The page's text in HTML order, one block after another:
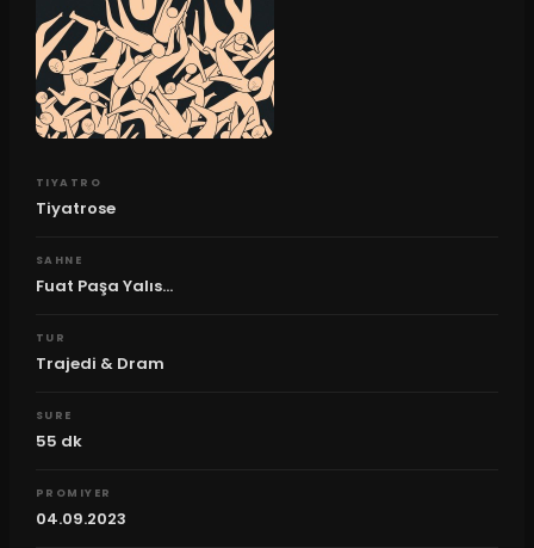
TIYATRO
Tiyatrose
SAHNE
Fuat Paşa Yalıs...
TUR
Trajedi & Dram
SURE
55 dk
PROMIYER
04.09.2023